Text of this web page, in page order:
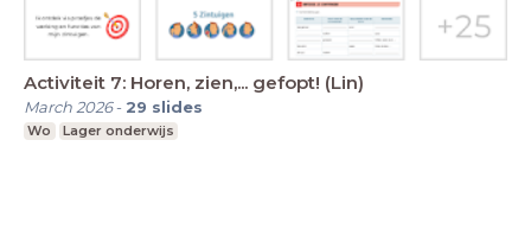
Activiteit 7: Horen, zien,... gefopt! (Lin)
March 2026- 29 slides
Wo Lager onderwijs